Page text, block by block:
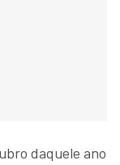
daquele ano